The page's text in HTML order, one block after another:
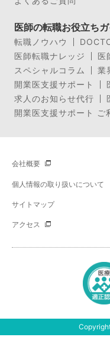
医師の転職お役立ち
転職ノウハウ
医師転職ナレッジ
医
スペシャルコラム
業
開業医支援サポート
求人のお知らせ代行
開業医支援サポート ご
会社概要
個人情報の取り扱いについて
サイトマップ
アクセス